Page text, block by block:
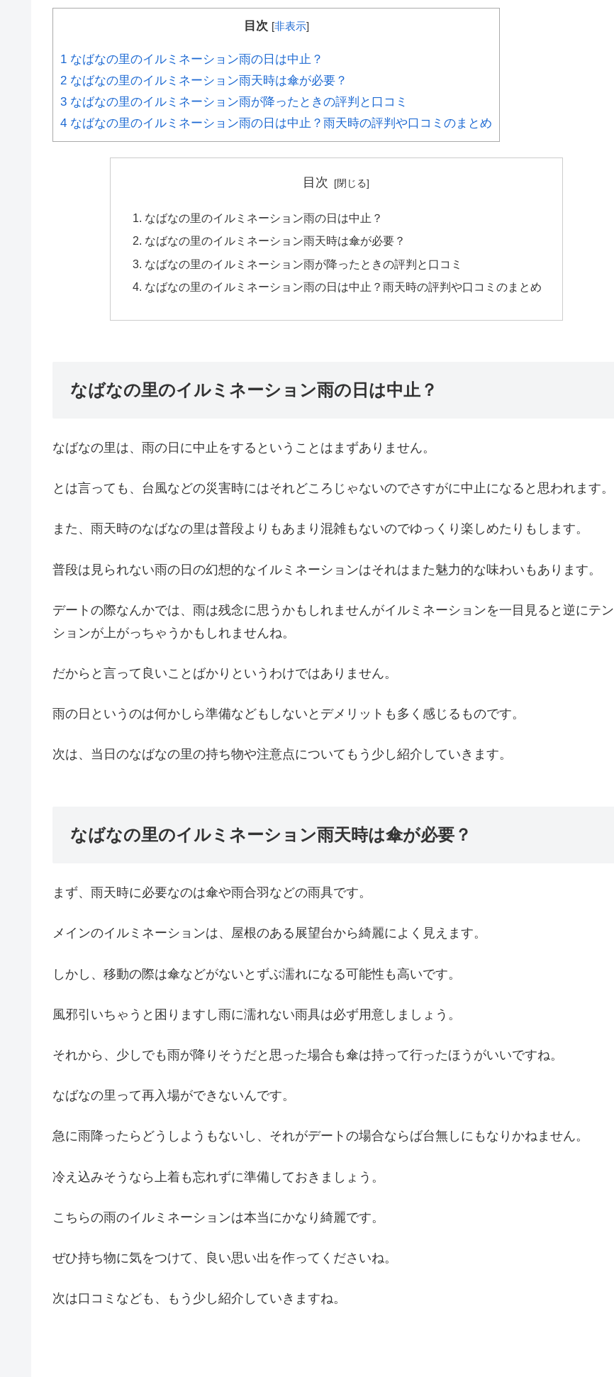
目次 [非表示]
1 なばなの里のイルミネーション雨の日は中止？
2 なばなの里のイルミネーション雨天時は傘が必要？
3 なばなの里のイルミネーション雨が降ったときの評判と口コミ
4 なばなの里のイルミネーション雨の日は中止？雨天時の評判や口コミのまとめ
目次
なばなの里のイルミネーション雨の日は中止？
なばなの里のイルミネーション雨天時は傘が必要？
なばなの里のイルミネーション雨が降ったときの評判と口コミ
なばなの里のイルミネーション雨の日は中止？雨天時の評判や口コミのまとめ
なばなの里のイルミネーション雨の日は中止？
なばなの里は、雨の日に中止をするということはまずありません。
とは言っても、台風などの災害時にはそれどころじゃないのでさすがに中止になると思われます。
また、雨天時のなばなの里は普段よりもあまり混雑もないのでゆっくり楽しめたりもします。
普段は見られない雨の日の幻想的なイルミネーションはそれはまた魅力的な味わいもあります。
デートの際なんかでは、雨は残念に思うかもしれませんがイルミネーションを一目見ると逆にテン
ションが上がっちゃうかもしれませんね。
だからと言って良いことばかりというわけではありません。
雨の日というのは何かしら準備などもしないとデメリットも多く感じるものです。
次は、当日のなばなの里の持ち物や注意点についてもう少し紹介していきます。
なばなの里のイルミネーション雨天時は傘が必要？
まず、雨天時に必要なのは傘や雨合羽などの雨具です。
メインのイルミネーションは、屋根のある展望台から綺麗によく見えます。
しかし、移動の際は傘などがないとずぶ濡れになる可能性も高いです。
風邪引いちゃうと困りますし雨に濡れない雨具は必ず用意しましょう。
それから、少しでも雨が降りそうだと思った場合も傘は持って行ったほうがいいですね。
なばなの里って再入場ができないんです。
急に雨降ったらどうしようもないし、それがデートの場合ならば台無しにもなりかねません。
冷え込みそうなら上着も忘れずに準備しておきましょう。
こちらの雨のイルミネーションは本当にかなり綺麗です。
ぜひ持ち物に気をつけて、良い思い出を作ってくださいね。
次は口コミなども、もう少し紹介していきますね。